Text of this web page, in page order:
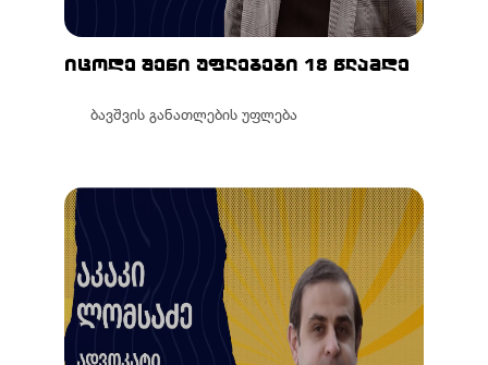
იცოდე შენი უფლებები 18 წლამდე
ბავშვის განათლების უფლება